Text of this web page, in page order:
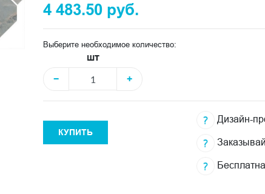
4 483.50 руб.
Выберите необходимое количество:
шт
−
+
КУПИТЬ
Дизайн-